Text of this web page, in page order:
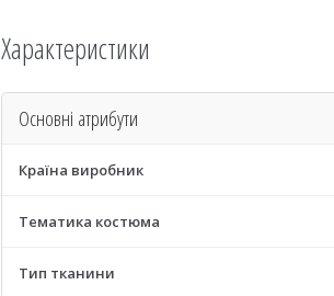
Характеристики
Основні атрибути
Країна виробник
Тематика костюма
Тип тканини